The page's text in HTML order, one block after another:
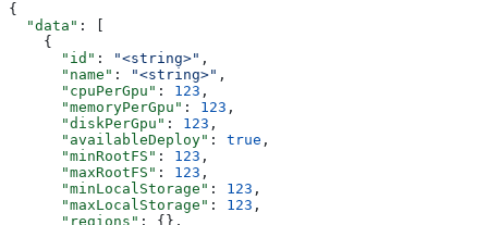
{
  "data"
: [
    {
      "id"
: "<string>" ,
      "name"
: "<string>" ,
      "cpuPerGpu"
: 123 ,
      "memoryPerGpu"
: 123 ,
      "diskPerGpu"
: 123 ,
      "availableDeploy"
: true ,
      "minRootFS"
: 123 ,
      "maxRootFS"
: 123 ,
      "minLocalStorage"
: 123 ,
      "maxLocalStorage"
: 123 ,
      "regions"
: {},